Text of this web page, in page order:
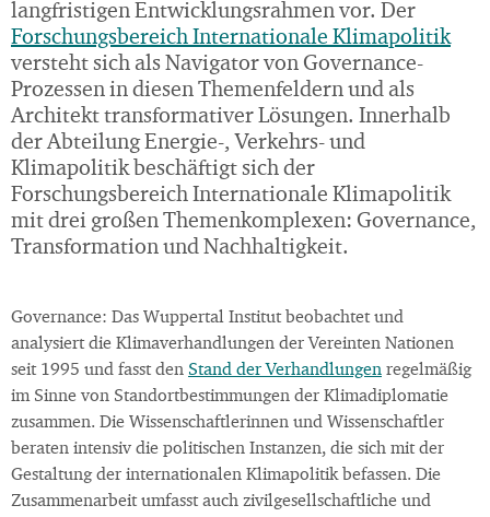
langfristigen Entwicklungsrahmen vor. Der
Forschungsbereich Internationale Klimapolitik
versteht sich als Navigator von Governance-
Prozessen in diesen Themenfeldern und als
Architekt transformativer Lösungen. Innerhalb
der Abteilung Energie-, Verkehrs- und
Klimapolitik beschäftigt sich der
Forschungsbereich Internationale Klimapolitik
mit drei großen Themenkomplexen: Governance,
Transformation und Nachhaltigkeit.
Governance: Das Wuppertal Institut beobachtet und
analysiert die Klimaverhandlungen der Vereinten Nationen
seit 1995 und fasst den Stand der Verhandlungen regelmäßig
im Sinne von Standortbestimmungen der Klimadiplomatie
zusammen. Die Wissenschaftlerinnen und Wissenschaftler
beraten intensiv die politischen Instanzen, die sich mit der
Gestaltung der internationalen Klimapolitik befassen. Die
Zusammenarbeit umfasst auch zivilgesellschaftliche und